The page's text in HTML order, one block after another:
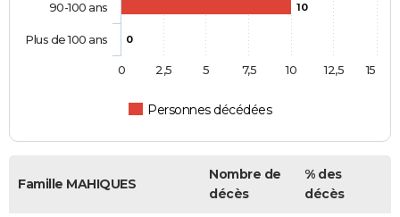
10
0
Personnes décédées
90-100 ans
Plus de 100 ans
0 2,5 5 7,5 10 12,5 15
Famille MAHIQUES
Nombre de
décès
% des
décès